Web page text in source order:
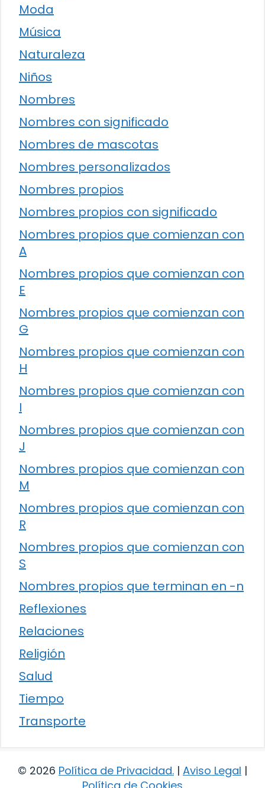
Moda
Música
Naturaleza
Niños
Nombres
Nombres con significado
Nombres de mascotas
Nombres personalizados
Nombres propios
Nombres propios con significado
Nombres propios que comienzan con
A
Nombres propios que comienzan con
E
Nombres propios que comienzan con
G
Nombres propios que comienzan con
H
Nombres propios que comienzan con
I
Nombres propios que comienzan con
J
Nombres propios que comienzan con
M
Nombres propios que comienzan con
R
Nombres propios que comienzan con
S
Nombres propios que terminan en -n
Reflexiones
Relaciones
Religión
Salud
Tiempo
Transporte
© 2026 Política de Privacidad. | Aviso Legal |